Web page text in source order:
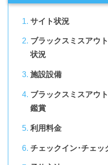
サイト状況
ブラックスミスアウ
状況
施設設備
ブラックスミスアウ
鑑賞
利用料金
チェックイン･チェッ